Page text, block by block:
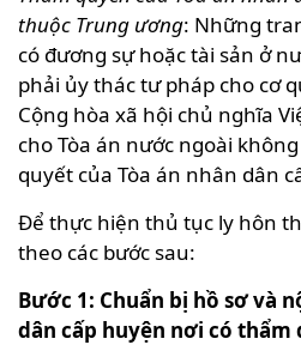
thuộc Trung ương: Những
có đương sự hoặc tài sản ở
phải ủy thác tư pháp cho cơ
Cộng hòa xã hội chủ nghĩa
cho Tòa án nước ngoài
quyết của Tòa án nhân dân
Để thực hiện thủ tục ly hôn
theo các bước sau:
Bước 1: Chuẩn bị hồ sơ và
dân cấp huyện nơi có thẩm